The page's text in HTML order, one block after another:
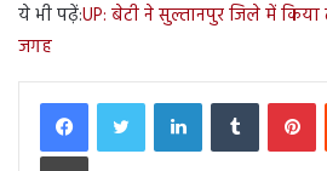
ये भी पढ़ें:UP: बेटी ने सुल्तानपुर जिले में किया
जगह
LinkedInTumblr
Print